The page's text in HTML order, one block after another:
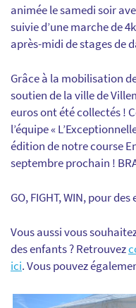
animée le samedi soir
suivie d’une marche de
après-midi de stages de
Grâce à la mobilisation
soutien de la ville de
euros ont été collectés !
l’équipe «
édition de notre course
septembre prochain !
GO, FIGHT, WIN, pour
Vous aussi vous
des enfants ? Retrouvez
ici. Vous pouvez